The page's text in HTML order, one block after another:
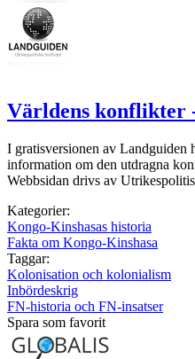
Världens konflikter
I gratisversionen av Landguiden
information om den utdragna
Webbsidan drivs av
Kategorier:
Kongo-Kinshasas historia
Fakta om Kongo-Kinshasa
Taggar:
Kolonisation och kolonialism
Inbördeskrig
FN-historia och FN-insatser
Spara som favorit